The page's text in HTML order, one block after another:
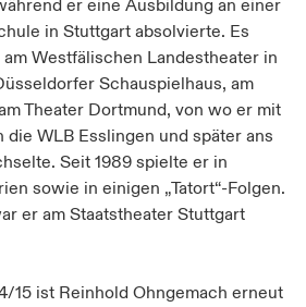
er eine Ausbildung an einer
in Stuttgart absolvierte. Es
Westfälischen Landestheater in
Schauspielhaus, am
Theater Dortmund, von wo er mit
WLB Esslingen und später ans
Seit 1989 spielte er in
sowie in einigen „Tatort“-Folgen.
er am Staatstheater Stuttgart
15 ist Reinhold Ohngemach erneut